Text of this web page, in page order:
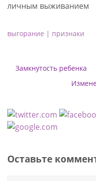
личным выживанием
выгорание | признаки
Замкнутость ребенка
Оставьте